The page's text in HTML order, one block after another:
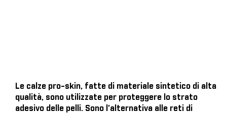
Le calze pro-skin, fatte di materiale sintetico di alta
qualità, sono utilizzate per proteggere lo strato
adesivo delle pelli. Sono l'alternativa alle reti di